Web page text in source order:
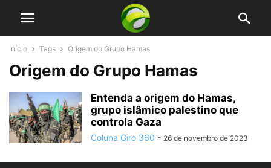
Início Tags Origem do Grupo Hamas
Origem do Grupo Hamas
Entenda a origem do Hamas,
grupo islâmico palestino que
controla Gaza
Coluna Giro 360 - 26 de novembro de 2023